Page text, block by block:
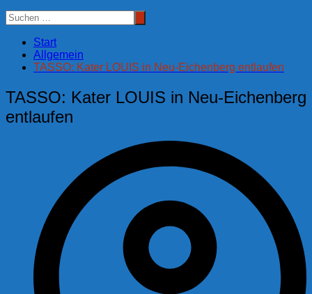
Start
Allgemein
TASSO: Kater LOUIS in Neu-Eichenberg entlaufen
TASSO: Kater LOUIS in Neu-Eichenberg
entlaufen